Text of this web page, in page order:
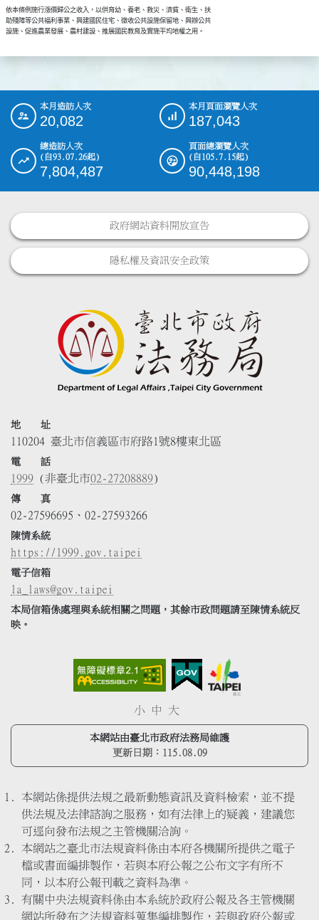
  依本條例施行漲價歸公之收入，以供育幼、養老、救災、濟貧、衛生、扶
  助殘障等公共福利事業、興建國民住宅、徵收公共設施保留地、興辦公共
::: 本月造訪人次
20,082
本月頁面瀏覽人次
187,043
總造訪人次
(自93.07.26起)
7,804,487
頁面總瀏覽人次
(自105.7.15起)
90,448,198
政府網站資料開放宣告
隱私權及資訊安全政策
地 址
110204 臺北市信義區市府路1號8樓東北區
電 話
1999 (非臺北市02-27208889)
傳 真
02-27596695、02-27593266
陳情系統
https://1999.gov.taipei
電子信箱
la_laws@gov.taipei
本局信箱係處理與系統相關之問題，其餘市政問題請至陳情系統反
映。
小 中 大
本網站由臺北市政府法務局維護
更新日期： 115.08.09
本網站係提供法規之最新動態資訊及資料檢索，並不提
供法規及法律諮詢之服務，如有法律上的疑義，建議您
可逕向發布法規之主管機關洽詢。
本網站之臺北市法規資料係由本府各機關所提供之電子
檔或書面編排製作，若與本府公報之公布文字有所不
同，以本府公報刊載之資料為準。
有關中央法規資料係由本系統於政府公報及各主管機關
網站所發布之法規資料蒐集編排製作，若與政府公報或